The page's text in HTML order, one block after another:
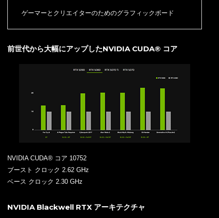
ゲーマーとクリエイターのためのグラフィックボード
前世代から大幅にアップしたNVIDIA CUDA® コア
NVIDIA CUDA® コア 10752
ブースト クロック 2.62 GHz
ベース クロック 2.30 GHz
NVIDIA Blackwell RTX アーキテクチャ